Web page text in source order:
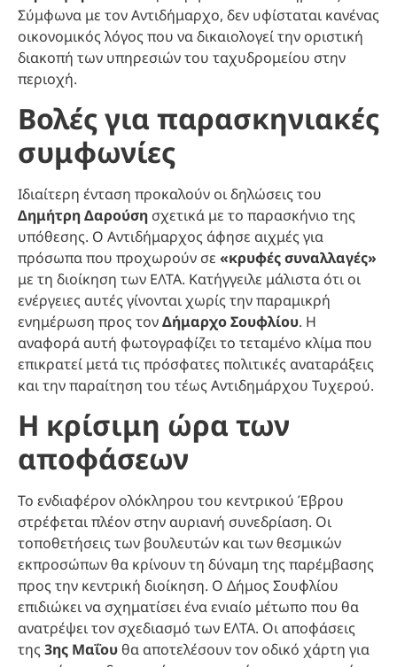
Σύμφωνα με τον Αντιδήμαρχο, δεν υφίσταται κανένας
οικονομικός λόγος που να δικαιολογεί την οριστική
διακοπή των υπηρεσιών του ταχυδρομείου στην
περιοχή.
Βολές για παρασκηνιακές
συμφωνίες
Ιδιαίτερη ένταση προκαλούν οι δηλώσεις του
Δημήτρη Δαρούση σχετικά με το παρασκήνιο της
υπόθεσης. Ο Αντιδήμαρχος άφησε αιχμές για
πρόσωπα που προχωρούν σε «κρυφές συναλλαγές»
με τη διοίκηση των ΕΛΤΑ. Κατήγγειλε μάλιστα ότι οι
ενέργειες αυτές γίνονται χωρίς την παραμικρή
ενημέρωση προς τονΔήμαρχο Σουφλίου. Η
αναφορά αυτή φωτογραφίζει το τεταμένο κλίμα που
επικρατεί μετά τις πρόσφατες πολιτικές αναταράξεις
και την παραίτηση του τέως Αντιδημάρχου Τυχερού.
Η κρίσιμη ώρα των
αποφάσεων
Το ενδιαφέρον ολόκληρου του κεντρικού Έβρου
στρέφεται πλέον στην αυριανή συνεδρίαση. Οι
τοποθετήσεις των βουλευτών και των θεσμικών
εκπροσώπων θα κρίνουν τη δύναμη της παρέμβασης
προς την κεντρική διοίκηση. Ο Δήμος Σουφλίου
επιδιώκει να σχηματίσει ένα ενιαίο μέτωπο που θα
ανατρέψει τον σχεδιασμό των ΕΛΤΑ. Οι αποφάσεις
της 3ης Μαΐου θα αποτελέσουν τον οδικό χάρτη για